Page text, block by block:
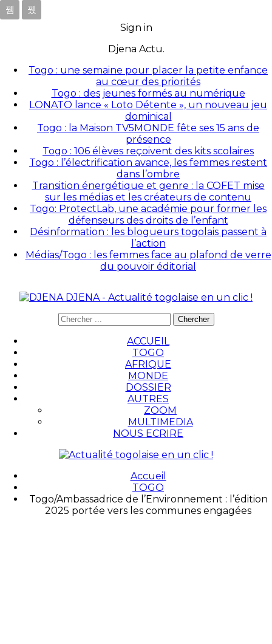
Sign in
Djena Actu.
Togo : une semaine pour placer la petite enfance
au cœur des priorités
Togo : des jeunes formés au numérique
LONATO lance « Loto Détente », un nouveau jeu
dominical
Togo : la Maison TV5MONDE fête ses 15 ans de
présence
Togo : 106 élèves reçoivent des kits scolaires
Togo : l’électrification avance, les femmes restent
dans l’ombre
Transition énergétique et genre : la COFET mise
sur les médias et les créateurs de contenu
Togo: ProtectLab, une académie pour former les
défenseurs des droits de l’enfant
Désinformation : les blogueurs togolais passent à
l’action
Médias/Togo : les femmes face au plafond de verre
du pouvoir éditorial
DJENA - Actualité togolaise en un clic !
ACCUEIL
TOGO
AFRIQUE
MONDE
DOSSIER
AUTRES
ZOOM
MULTIMEDIA
NOUS ECRIRE
Accueil
TOGO
Togo/Ambassadrice de l’Environnement : l’édition
2025 portée vers les communes engagées